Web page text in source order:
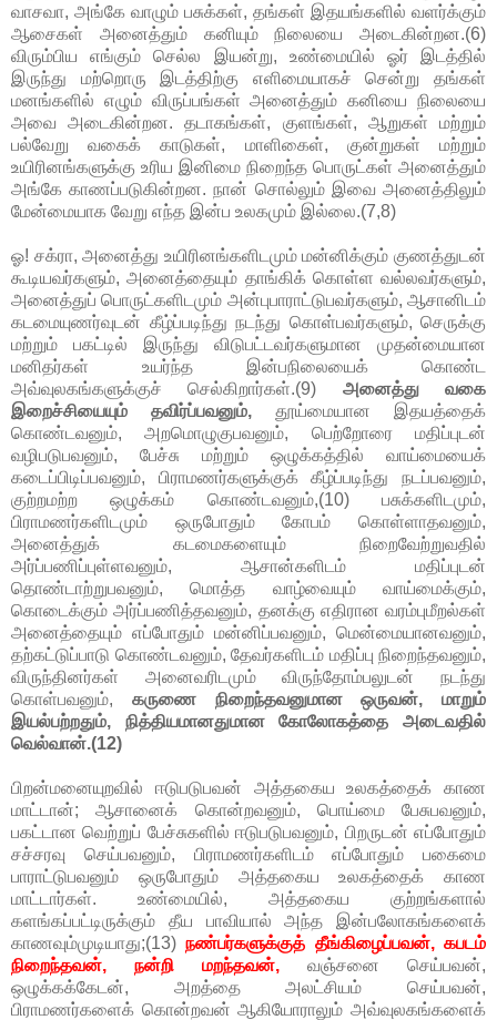
வாசவா, அங்கே வாழும் பசுக்கள், தங்கள் இதயங்களில் வளர்க்கும்
ஆசைகள் அனைத்தும் கனியும் நிலையை அடைகின்றன.(6)
விரும்பிய எங்கும் செல்ல இயன்று, உண்மையில் ஓர் இடத்தில்
இருந்து மற்றொரு இடத்திற்கு எளிமையாகச் சென்று தங்கள்
மனங்களில் எழும் விருப்பங்கள் அனைத்தும் கனியை நிலையை
அவை அடைகின்றன. தடாகங்கள், குளங்கள், ஆறுகள் மற்றும்
பல்வேறு வகைக் காடுகள், மாளிகைள், குன்றுகள் மற்றும்
உயிரினங்களுக்கு உரிய இனிமை நிறைந்த பொருட்கள் அனைத்தும்
அங்கே காணப்படுகின்றன. நான் சொல்லும் இவை அனைத்திலும்
மேன்மையாக வேறு எந்த இன்ப உலகமும் இல்லை.(7,8)
ஓ! சக்ரா, அனைத்து உயிரினங்களிடமும் மன்னிக்கும் குணத்துடன்
கூடியவர்களும், அனைத்தையும் தாங்கிக் கொள்ள வல்லவர்களும்,
அனைத்துப் பொருட்களிடமும் அன்புபாராட்டுபவர்களும், ஆசானிடம்
கடமையுணர்வுடன் கீழ்ப்படிந்து நடந்து கொள்பவர்களும், செருக்கு
மற்றும் பகட்டில் இருந்து விடுபட்டவர்களுமான முதன்மையான
மனிதர்கள் உயர்ந்த இன்பநிலையைக் கொண்ட
அவ்வுலகங்களுக்குச் செல்கிறார்கள்.(9) அனைத்து வகை
இறைச்சியையும் தவிர்ப்பவனும், தூய்மையான இதயத்தைக்
கொண்டவனும், அறமொழுகுபவனும், பெற்றோரை மதிப்புடன்
வழிபடுபவனும், பேச்சு மற்றும் ஒழுக்கத்தில் வாய்மையைக்
கடைப்பிடிப்பவனும், பிராமணர்களுக்குக் கீழ்ப்படிந்து நடப்பவனும்,
குற்றமற்ற ஒழுக்கம் கொண்டவனும்,(10) பசுக்களிடமும்,
பிராமணர்களிடமும் ஒருபோதும் கோபம் கொள்ளாதவனும்,
அனைத்துக் கடமைகளையும் நிறைவேற்றுவதில்
அர்ப்பணிப்புள்ளவனும், ஆசான்களிடம் மதிப்புடன்
தொண்டாற்றுபவனும், மொத்த வாழ்வையும் வாய்மைக்கும்,
கொடைக்கும் அர்ப்பணித்தவனும், தனக்கு எதிரான வரம்புமீறல்கள்
அனைத்தையும் எப்போதும் மன்னிப்பவனும், மென்மையானவனும்,
தற்கட்டுப்பாடு கொண்டவனும், தேவர்களிடம் மதிப்பு நிறைந்தவனும்,
விருந்தினர்கள் அனைவரிடமும் விருந்தோம்பலுடன் நடந்து
கொள்பவனும், கருணை நிறைந்தவனுமான ஒருவன், மாறும்
இயல்பற்றதும், நித்தியமானதுமான கோலோகத்தை அடைவதில்
வெல்வான்.(12)
பிறன்மனையுறவில் ஈடுபடுபவன் அத்தகைய உலகத்தைக் காண
மாட்டான்; ஆசானைக் கொன்றவனும், பொய்மை பேசுபவனும்,
பகட்டான வெற்றுப் பேச்சுகளில் ஈடுபடுபவனும், பிறருடன் எப்போதும்
சச்சரவு செய்பவனும், பிராமணர்களிடம் எப்போதும் பகைமை
பாராட்டுபவனும் ஒருபோதும் அத்தகைய உலகத்தைக் காண
மாட்டார்கள். உண்மையில், அத்தகைய குற்றங்களால்
களங்கப்பட்டிருக்கும் தீய பாவியால் அந்த இன்பலோகங்களைக்
காணவும்முடியாது;(13)நண்பர்களுக்குத் தீங்கிழைப்பவன், கபடம்
நிறைந்தவன், நன்றி மறந்தவன், வஞ்சனை செய்பவன்,
ஒழுக்கக்கேடன், அறத்தை அலட்சியம் செய்பவன்,
பிராமணர்களைக் கொன்றவன் ஆகியோராலும் அவ்வுலகங்களைக்